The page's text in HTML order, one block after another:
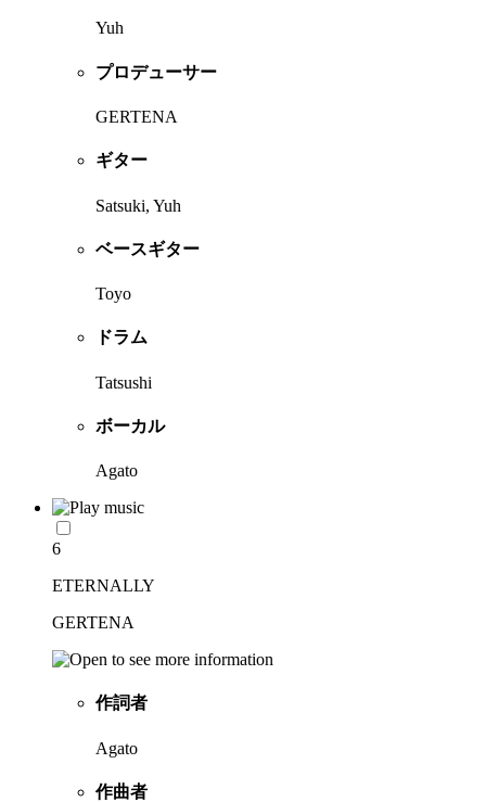
Yuh
プロデューサー
GERTENA
ギター
Satsuki, Yuh
ベースギター
Toyo
ドラム
Tatsushi
ボーカル
Agato
6
ETERNALLY
GERTENA
作詞者
Agato
作曲者